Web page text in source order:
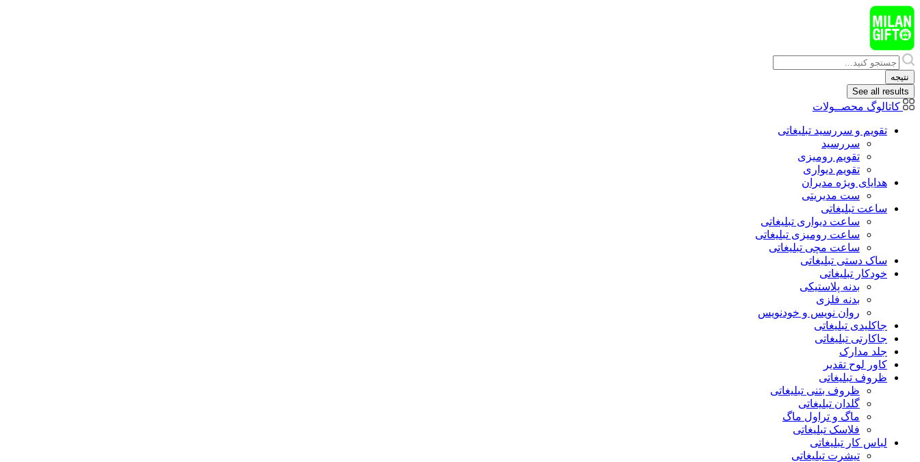
پرش
به
محتوا
Search
...
نتیجه
See all results
کاتالوگ محصــولات
تقویم و سررسید تبلیغاتی
سررسید
تقویم رومیزی
تقویم دیواری
هدایای ويژه مدیران
ست مدیریتی
ساعت تبلیغاتی
ساعت دیواری تبلیغاتی
ساعت رومیزی تبلیغاتی
ساعت مچی تبلیغاتی
ساک دستی تبلیغاتی
خودکار تبلیغاتی
بدنه پلاستیکی
بدنه فلزی
روان نویس و خودنویس
جاکلیدی تبلیغاتی
جاکارتی تبلیغاتی
جلد مدارک
کاور لوح تقدیر
ظروف تبلیغاتی
ظروف بتنی تبلیغاتی
گلدان تبلیغاتی
ماگ و تراول ماگ
فلاسک تبلیغاتی
لباس کار تبلیغاتی
تیشرت تبلیغاتی